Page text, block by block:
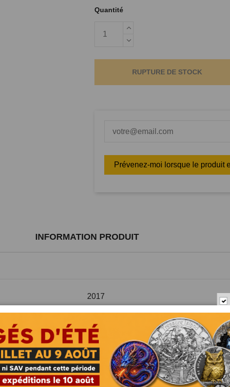
Quantité
RUPTURE DE STOCK
INFORMATION PRODUIT
2017
2 Dollars
Argent
999/1000
31.1 (1 oz)